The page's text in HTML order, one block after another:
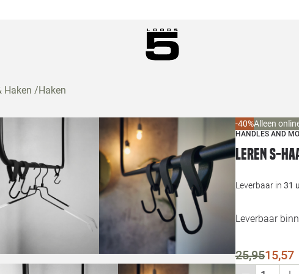
Haken /Haken
-40%Alleen
HANDLES AND
Leren S-
Leverbaar in 31
Leverbaar
25,9515,57